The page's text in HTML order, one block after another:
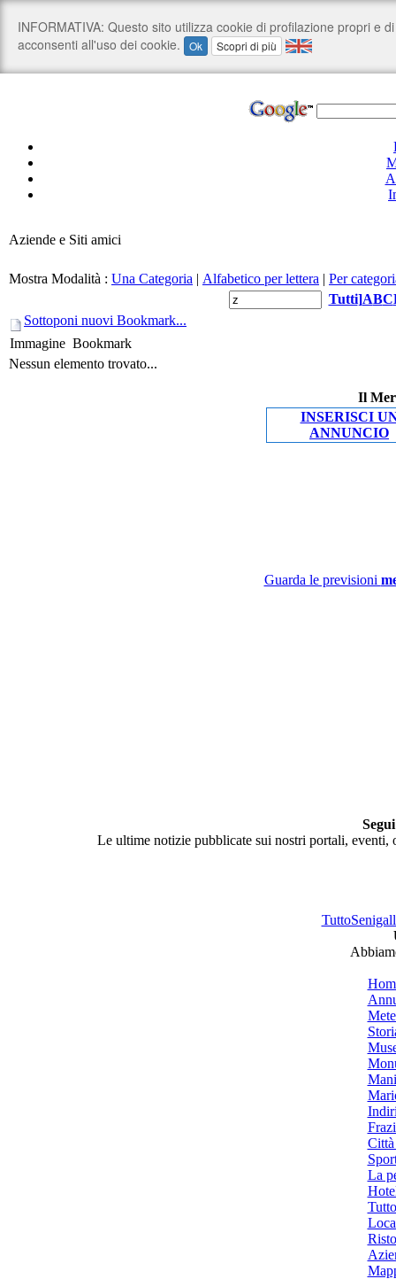
Aziende e Siti amici
Mostra Modalità : Una Categoria | Alfabetico per lettera | Per
Tutti]ABC
Sottoponi nuovi Bookmark...
Immagine Bookmark
Nessun elemento trovato...
Il
INSERISCI
ANNUNCIO
Guarda le previsioni
Le ultime notizie pubblicate sui nostri portali,
Città
La